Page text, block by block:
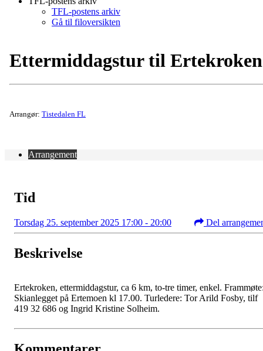
TFL-postens arkiv
Gå til filoversikten
Ettermiddagstur til Ertekroken
Arrangør: Tistedalen FL
Arrangement
Tid
Torsdag 25. september 2025 17:00 - 20:00 Del
Beskrivelse
Ertekroken, ettermiddagstur, ca 6 km, to-tre timer, enkel.
Skianlegget på Ertemoen kl 17.00. Turledere: Tor Arild Fosby, tilf
419 32 686 og Ingrid Kristine Solheim.